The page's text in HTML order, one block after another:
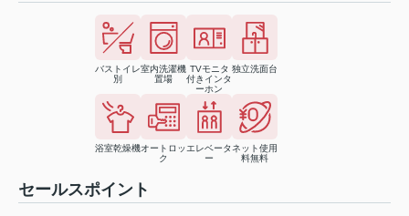
バストイレ
別
室内洗濯機
置場
TVモニタ
付きインタ
ーホン
独立洗面台
浴室乾燥機オートロッ
ク
エレベータ
ー
ネット使用
料無料
セールスポイント